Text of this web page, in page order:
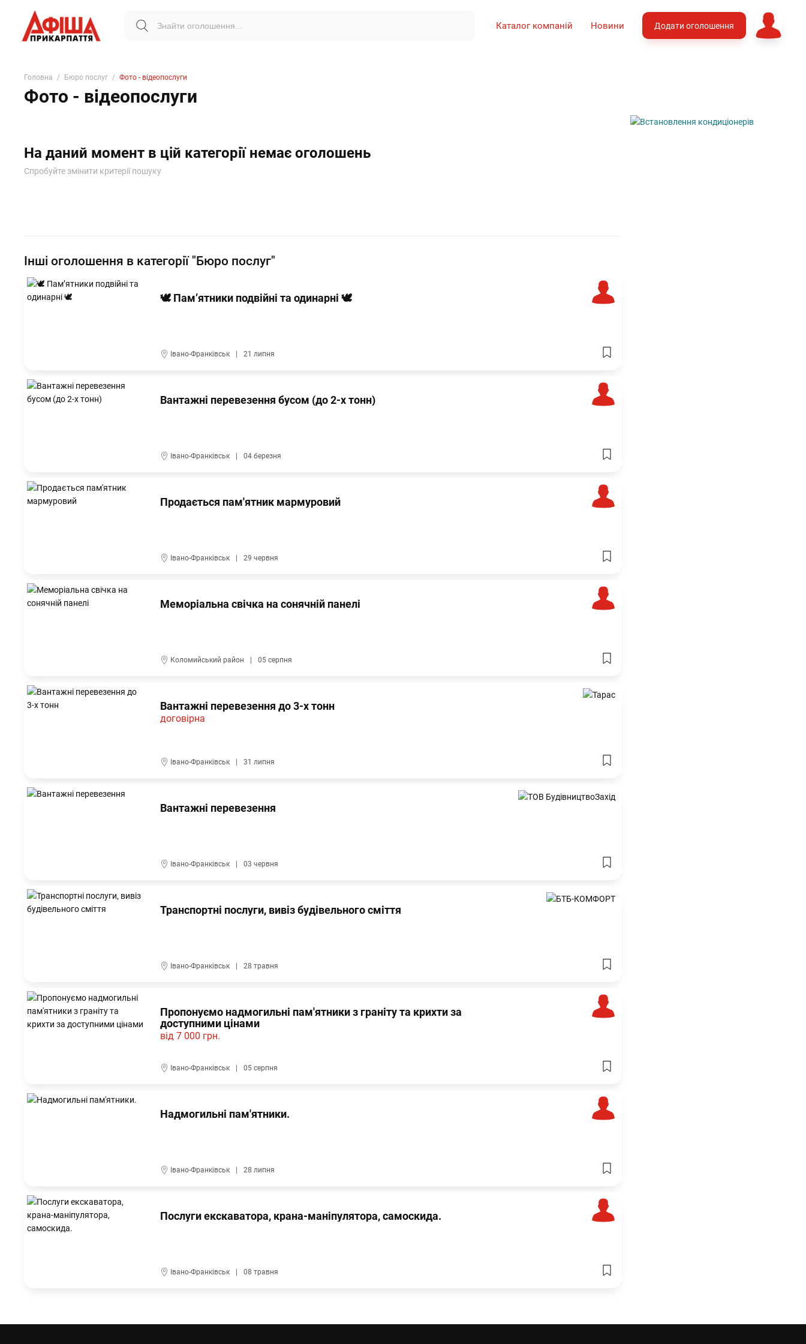
Каталог компаній Новини Додати оголошення
Головна Бюро послуг Фото - відеопослуги
Фото - відеопослуги
На даний момент в цій категорії немає оголошень
Спробуйте змінити критерії пошуку
Інші оголошення в категорії "Бюро послуг"
🕊 Пам’ятники подвійні та одинарні 🕊
Івано-Франківськ 21 липня
Вантажні перевезення бусом (до 2-х тонн)
Івано-Франківськ 04 березня
Продається пам'ятник мармуровий
Івано-Франківськ 29 червня
Меморіальна свічка на сонячній панелі
Коломийський район 05 серпня
Вантажні перевезення до 3-х тонн
договірна
Івано-Франківськ 31 липня
Вантажні перевезення
Івано-Франківськ 03 червня
Транспортні послуги, вивіз будівельного сміття
Івано-Франківськ 28 травня
Пропонуємо надмогильні пам'ятники з граніту та крихти за
доступними цінами
від 7 000 грн.
Івано-Франківськ 05 серпня
Надмогильні пам'ятники.
Івано-Франківськ 28 липня
Послуги екскаватора, крана-маніпулятора, самоскида.
Івано-Франківськ 08 травня